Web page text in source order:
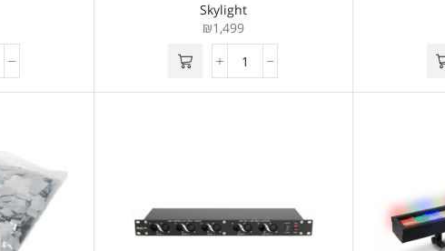
Skylight
₪1,499